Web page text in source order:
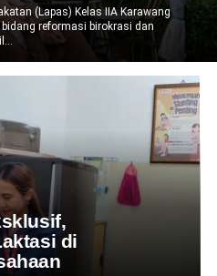
(Lapas) Kelas IIA Karawang
reformasi birokrasi dan
di